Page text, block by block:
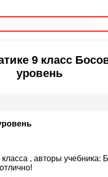
9 класс
уровень
, авторы